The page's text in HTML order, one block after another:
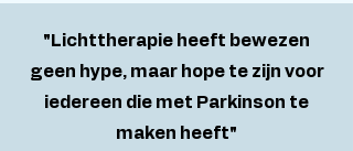
"Lichttherapie heeft bewezen
geen hype, maar hope te zijn voor
iedereen die met Parkinson te
maken heeft"